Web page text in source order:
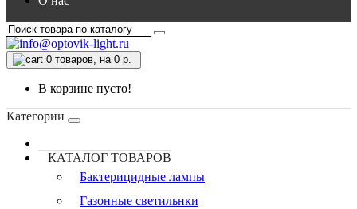
0 товаров, на 0 р.
В корзине пусто!
Категории
КАТАЛОГ ТОВАРОВ
Бактерицидные лампы
Газонные светильнки